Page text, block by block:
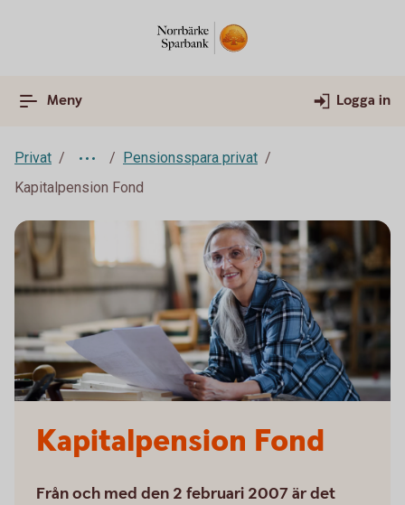
Meny Logga in
Privat
Pensionsspara privat
Kapitalpension Fond
Kapitalpension Fond
Från och med den 2 februari 2007 är det